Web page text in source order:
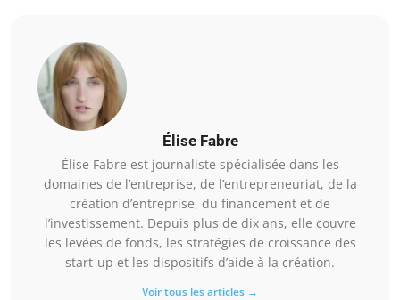
Élise Fabre
Élise Fabre est journaliste spécialisée dans les
domaines de l’entreprise, de l’entrepreneuriat, de la
création d’entreprise, du financement et de
l’investissement. Depuis plus de dix ans, elle couvre
les levées de fonds, les stratégies de croissance des
start-up et les dispositifs d’aide à la création.
Voir tous les articles →